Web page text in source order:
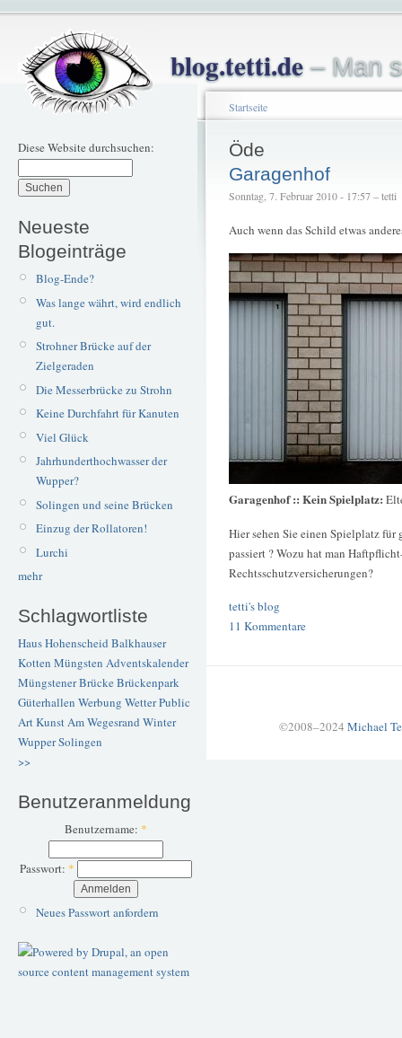
blog.tetti.de– Man
Diese Website durchsuchen:
Neueste
Blogeinträge
Blog-Ende?
Was lange währt, wird endlich
gut.
Strohner Brücke auf der
Zielgeraden
Die Messerbrücke zu Strohn
Keine Durchfahrt für Kanuten
Viel Glück
Jahrhunderthochwasser der
Wupper?
Solingen und seine Brücken
Einzug der Rollatoren!
Lurchi
mehr
Schlagwortliste
Haus Hohenscheid Balkhauser
Kotten Müngsten Adventskalender
Müngstener BrückeBrückenpark
Güterhallen Werbung WetterPublic
ArtKunstAm Wegesrand Winter
WupperSolingen
>>
Benutzeranmeldung
Benutzername: *
Passwort: *
Neues Passwort anfordern
Startseite
Öde
Garagenhof
Sonntag, 7. Februar 2010 - 17:57 – tetti
Auch wenn das Schild etwas
Garagenhof :: Kein Spielplatz:
Hier sehen Sie einen Spielplatz für
passiert ? Wozu hat man
Rechtsschutzversicherungen?
tetti's blog
11 Kommentare
©2008–2024 Michael